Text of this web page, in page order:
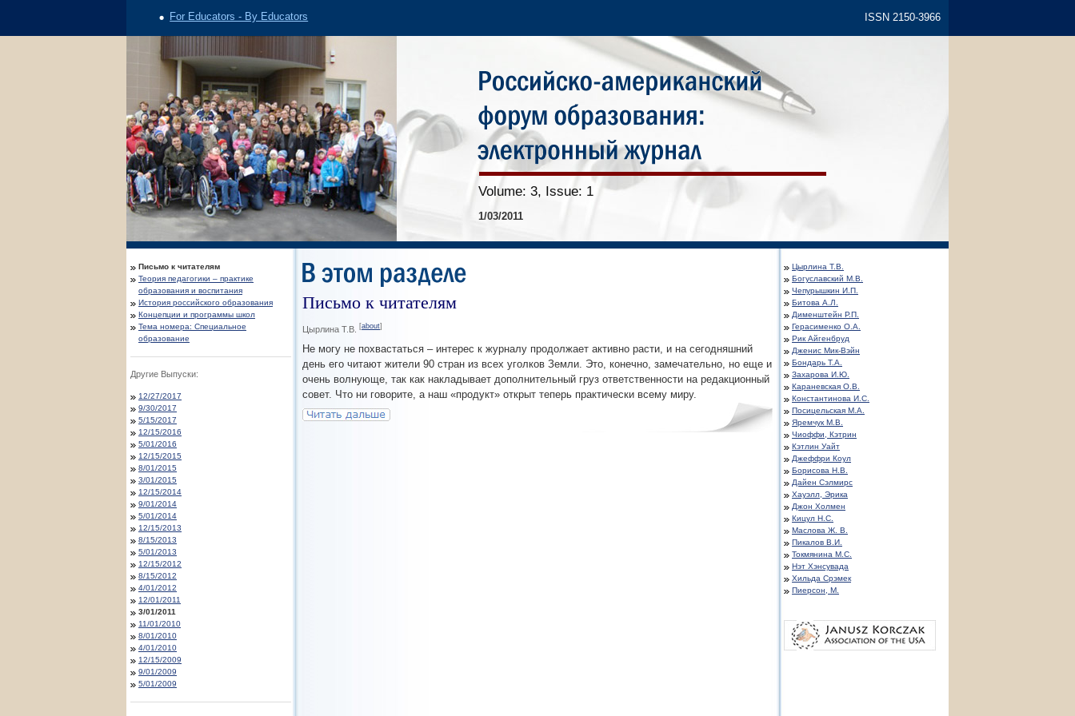
For Educators - By Educators ISSN 2150-3966
Volume: 3, Issue: 1
1/03/2011
Письмо к читателям
Теория педагогики – практике
образования и воспитания
История российского образования
Концепции и программы школ
Тема номера: Специальное
образование
Другие Выпуски:
12/27/2017
9/30/2017
5/15/2017
12/15/2016
5/01/2016
12/15/2015
8/01/2015
3/01/2015
12/15/2014
9/01/2014
5/01/2014
12/15/2013
8/15/2013
5/01/2013
12/15/2012
8/15/2012
4/01/2012
12/01/2011
3/01/2011
11/01/2010
8/01/2010
4/01/2010
12/15/2009
9/01/2009
5/01/2009
Письмо к читателям
Цырлина Т.В. [about]
Не могу не похвастаться – интерес к журналу продолжает активно расти, и на сегодняшний
день его читают жители 90 стран из всех уголков Земли. Это, конечно, замечательно, но еще и
очень волнующе, так как накладывает дополнительный груз ответственности на редакционный
совет. Что ни говорите, а наш «продукт» открыт теперь практически всему миру.
Цырлина Т.В.
Богуславский М.В.
Чепурышкин И.П.
Битова А.Л.
Дименштейн Р.П.
Герасименко О.А.
Рик Айгенбруд
Дженис Мик-Вэйн
Бондарь Т.А.
Захарова И.Ю.
Караневская О.В.
Константинова И.С.
Посицельская М.А.
Яремчук М.В.
Чиоффи, Кэтрин
Кэтлин Уайт
Джеффри Коул
Борисова Н.В.
Дайен Сэлмирс
Хауэлл, Эрика
Джон Холмен
Кицул Н.С.
Маслова Ж. В.
Пикалов В.И.
Токмянина М.С.
Нэт Хэнсувада
Хильда Срэмек
Пиерсон, М.